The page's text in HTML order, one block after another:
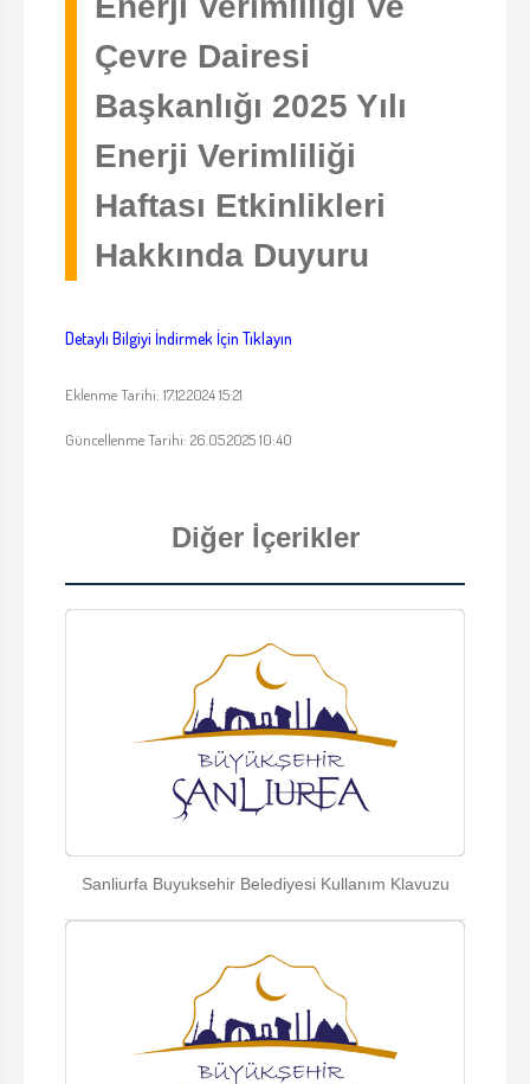
Çevre Dairesi
Başkanlığı 2025 Yılı
Enerji Verimliliği
Haftası Etkinlikleri
Hakkında Duyuru
Detaylı Bilgiyi İndirmek İçin Tıklayın
Eklenme Tarihi: 17.12.2024 15:21
Güncellenme Tarihi: 26.05.2025 10:40
Diğer İçerikler
Sanliurfa Buyuksehir Belediyesi Kullanım Klavuzu